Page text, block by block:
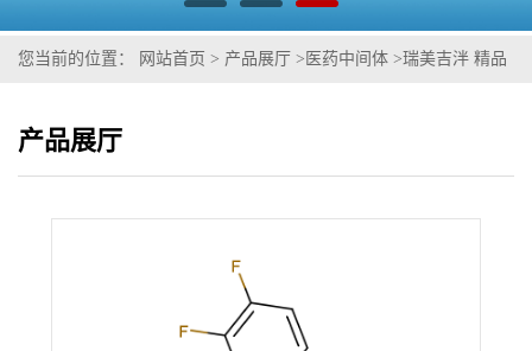
您当前的位置： 网站首页 > 产品展厅 > 医药中间体 >瑞美吉泮 精品
产品展厅